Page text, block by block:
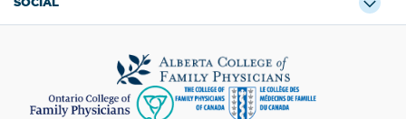
SOCIAL